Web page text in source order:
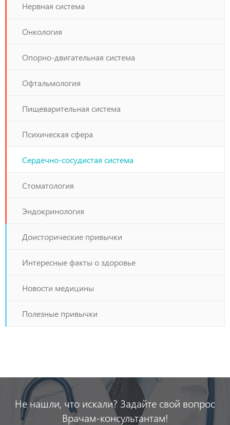
Нервная система
Онкология
Опорно-двигательная система
Офтальмология
Пищеварительная система
Психическая сфера
Сердечно-сосудистая система
Стоматология
Эндокринология
Доисторические привычки
Интересные факты о здоровье
Новости медицины
Полезные привычки
Не нашли, что искали? Задайте свой вопрос
Врачам-консультантам!